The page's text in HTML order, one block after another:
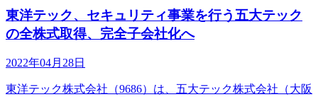
東洋テック、セキュリティ事業を行う五大テック
の全株式取得、完全子会社化へ
2022年04月28日
東洋テック株式会社（9686）は、五大テック株式会社（大阪